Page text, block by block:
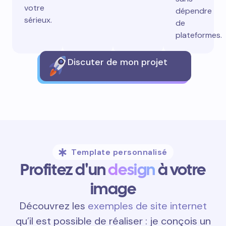
votre
sérieux.
dépendre
de
plateformes.
Discuter de mon projet
Template personnalisé
Profitez d'undesignà votre
image
Découvrez les exemples de site internet
qu’il est possible de réaliser : je conçois un